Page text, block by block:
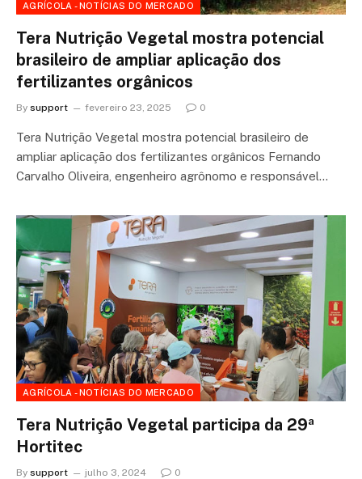
AGRÍCOLA - NOTÍCIAS DO MERCADO
Tera Nutrição Vegetal mostra potencial
brasileiro de ampliar aplicação dos
fertilizantes orgânicos
By support fevereiro 23, 2025 0
Tera Nutrição Vegetal mostra potencial brasileiro de
ampliar aplicação dos fertilizantes orgânicos Fernando
Carvalho Oliveira, engenheiro agrônomo e responsável…
AGRÍCOLA - NOTÍCIAS DO MERCADO
Tera Nutrição Vegetal participa da 29ª
Hortitec
By support julho 3, 2024 0